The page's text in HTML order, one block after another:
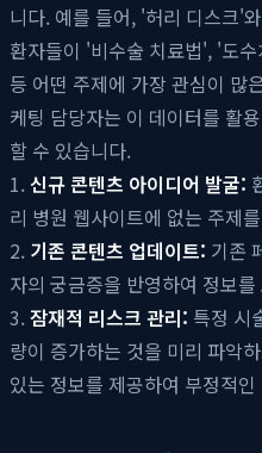
니다. 예를 들어, '허리 디스크'
환자들이 '비수술 치료법', '도
등 어떤 주제에 가장 관심이 많
케팅 담당자는 이 데이터를 활
할 수 있습니다.
1.신규 콘텐츠 아이디어 발굴:
리 병원 웹사이트에 없는 주제
2. 기존 콘텐츠 업데이트: 기존
자의 궁금증을 반영하여 정보
3.잠재적 리스크 관리: 특정 시
량이 증가하는 것을 미리 파악
있는 정보를 제공하여 부정적